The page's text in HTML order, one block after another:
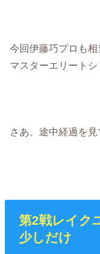
今回伊藤巧プロも
マスターエリートシ
さあ、途中経過を見
第2戦レイク
少しだけ